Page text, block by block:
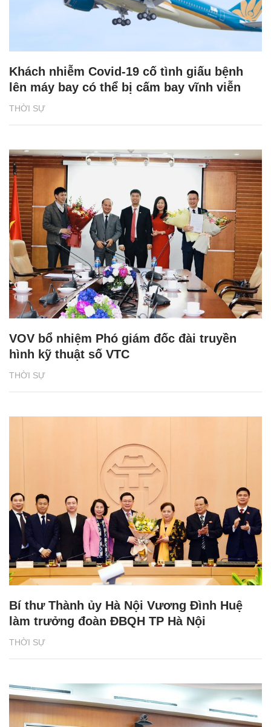
THỜI SỰ
Khách nhiễm Covid-19 cố tình giấu bệnh
lên máy bay có thể bị cấm bay vĩnh viễn
THỜI SỰ
VOV bổ nhiệm Phó giám đốc đài truyền
hình kỹ thuật số VTC
THỜI SỰ
Bí thư Thành ủy Hà Nội Vương Đình Huệ
làm trưởng đoàn ĐBQH TP Hà Nội